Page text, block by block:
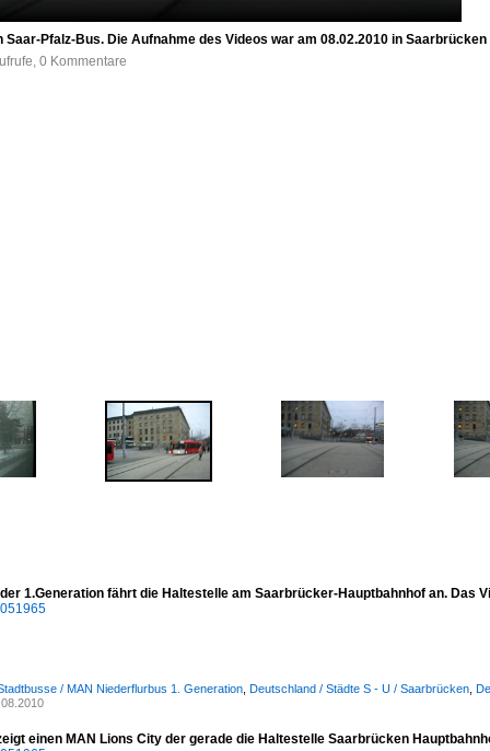
Pfalz-Bus. Die Aufnahme des Videos war am 08.02.2010 in
0 Kommentare
1.Generation fährt die Haltestelle am Saarbrücker-Hauptbahnhof an. Das
/ MAN Niederflurbus 1. Generation Deutschland / Städte S - U / Saarbrücken
einen MAN Lions City der gerade die Haltestelle Saarbrücken